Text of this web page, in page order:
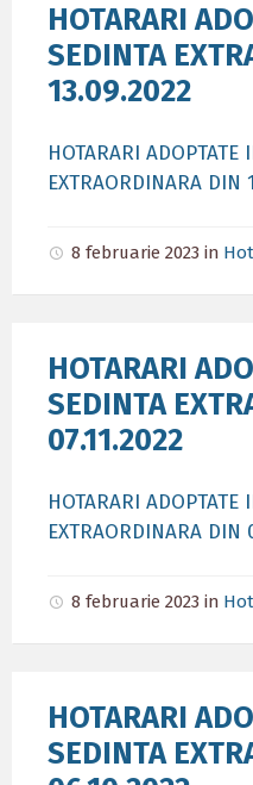
HOTARARI
SEDINTA
13.09.2022
HOTARARI ADOPTATE
EXTRAORDINARA DIN
8 februarie 2023 in
HOTARARI
SEDINTA
07.11.2022
HOTARARI ADOPTATE
EXTRAORDINARA DIN
8 februarie 2023 in
HOTARARI
SEDINTA